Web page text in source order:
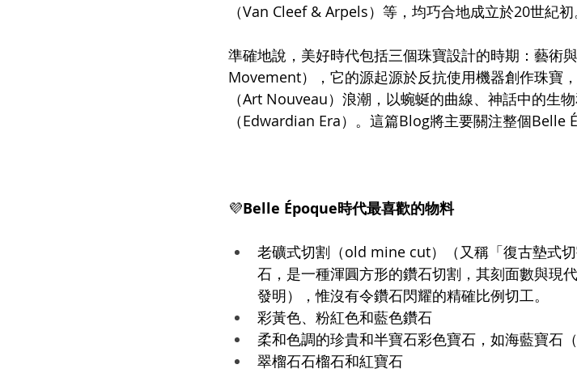
（Van Cleef & Arpels）等，均巧合地成立於20世紀初
準確地說，美好時代包括三個珠寶設計的時期：藝術
Movement），它的源起源於反抗使用機器創作珠寶
（Art Nouveau）浪潮，以蜿蜒的曲線、神話中的生
（Edwardian Era）。這篇Blog將主要關注整個Belle
💜Belle Époque時代最喜歡的物料
老礦式切割（old mine cut）（又稱「復古墊式
石，是一種渾圓方形的鑽石切割，其刻面數與現
發明），惟沒有令鑽石閃耀的精確比例切工。
彩黃色、粉紅色和藍色鑽石
柔和色調的珍貴和半寶石彩色寶石，如海藍寶石
翠榴石石榴石和紅寶石